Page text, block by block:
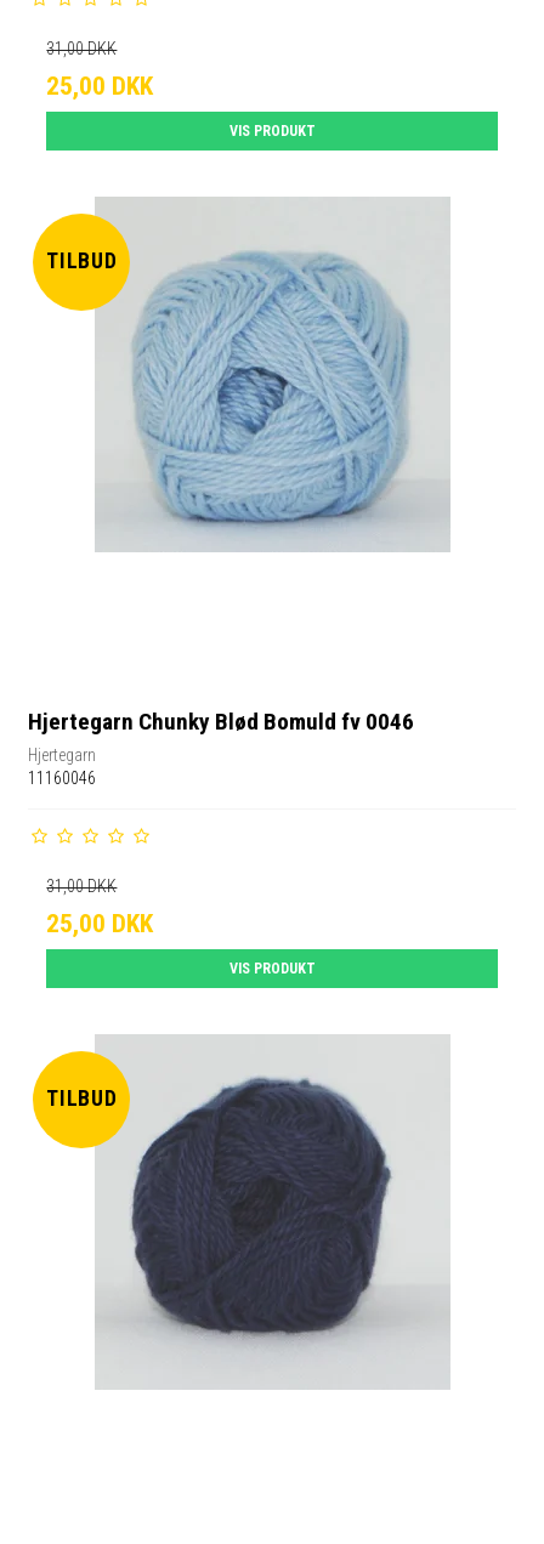
31,00 DKK
25,00 DKK
VIS PRODUKT
TILBUD
Hjertegarn Chunky Blød Bomuld fv 0046
Hjertegarn
11160046
31,00 DKK
25,00 DKK
VIS PRODUKT
TILBUD